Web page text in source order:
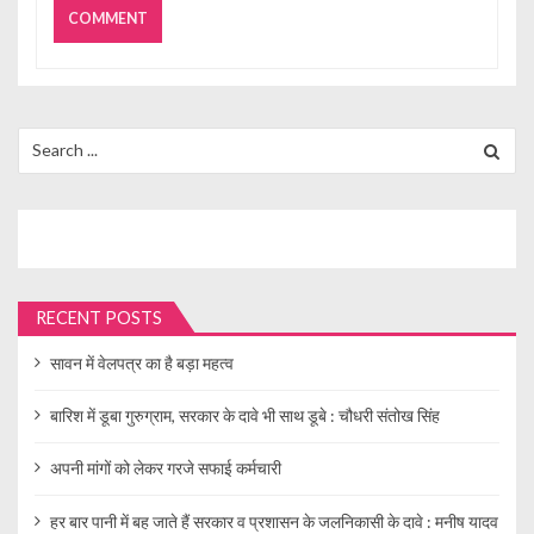
for:
RECENT POSTS
सावन में वेलपत्र का है बड़ा महत्व
बारिश में डूबा गुरुग्राम, सरकार के दावे भी साथ डूबे : चौधरी संतोख सिंह
अपनी मांगों को लेकर गरजे सफाई कर्मचारी
हर बार पानी में बह जाते हैं सरकार व प्रशासन के जलनिकासी के दावे : मनीष यादव